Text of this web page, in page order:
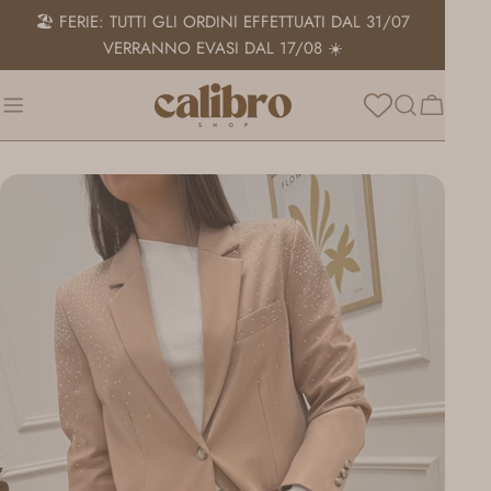
🏖️ FERIE: TUTTI GLI ORDINI EFFETTUATI DAL 31/07
VERRANNO EVASI DAL 17/08 ☀️
Carrello